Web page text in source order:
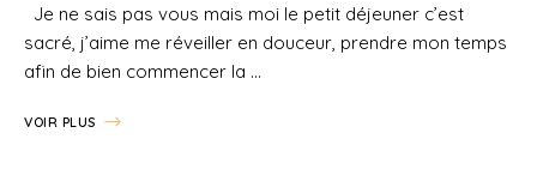
Je ne sais pas vous mais moi le petit déjeuner c’est
sacré, j’aime me réveiller en douceur, prendre mon temps
afin de bien commencer la …
VOIR PLUS